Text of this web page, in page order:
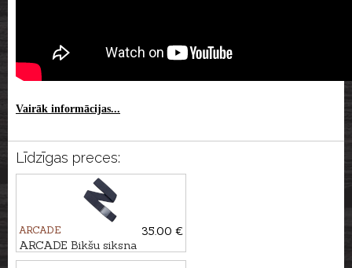
Vairāk informācijas...
Līdzīgas preces:
ARCADE
35.00 €
ARCADE Bikšu siksna
ADVENTURE ATLAS